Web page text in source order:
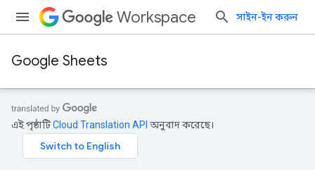
Workspace সাইন-ইন করুন
Google Sheets
এই পৃষ্ঠাটিCloud Translation API অনুবাদ করেছে।